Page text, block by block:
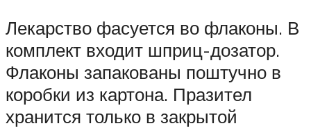
Лекарство фасуется во флаконы. В
комплект входит шприц-дозатор.
Флаконы запакованы поштучно в
коробки из картона. Празител
хранится только в закрытой